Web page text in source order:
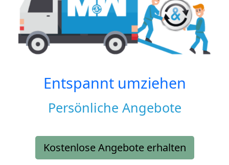
Entspannt umziehen
Persönliche Angebote
Kostenlose Angebote erhalten